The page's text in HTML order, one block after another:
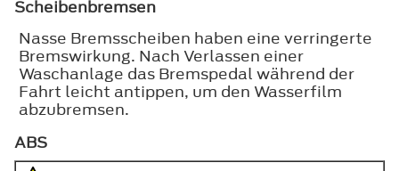
Scheibenbremsen
Nasse Bremsscheiben haben eine verringerte
Bremswirkung. Nach Verlassen einer
Waschanlage das Bremspedal während der
Fahrt leicht antippen, um den Wasserfilm
abzubremsen.
ABS